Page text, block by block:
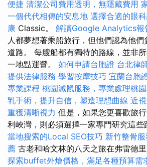
便捷 清潔公司費用透明，無隱藏費用
一個代代相傳的安息地 選擇合適的眼
康 Classic。 解讀Google Analytics報
人都夢想著乘船旅行，但他們認為他
道路。 每艘船都有獨特的路線，並非
一地點運營。 如何申請台胞證 台北律
提供法律服務 學習按摩技巧 宜蘭台胞
專業課程 桃園滅鼠服務，專業處理桃
乳手術，提升自信，塑造理想曲線 近
重獲清晰視力 但是，如果您更喜歡旅
利峽灣，則必須選擇一家專門研究這些
當地搜索的Local SEO技巧 新竹整骨服
薦 古老和哈文林的八天之旅在弗雷德
探索buffet外燴價格，滿足各種預算需